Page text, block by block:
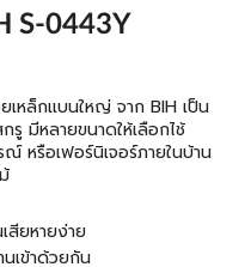
S-0443Y
หล็กแบนใหญ่ จาก BIH เป็น
รู มีหลายขนาดให้เลือกไช้
หรือเฟอร์นิเจอร์ภายในบ้าน
สียหายง่าย
เข้าด้วยกัน